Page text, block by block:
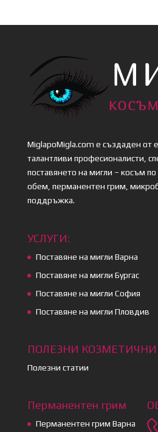
MiglapoMigla.com е създаден от
талантливи професионалисти,
поставянето на мигли – косъм
обем, перманентен грим,
поддръжка.
УСЛУГИ:
Поставяне на мигли Варна
Поставяне на мигли Бургас
Поставяне на мигли София
Поставяне на мигли Пловдив
ПОЛЕЗНИ
Полезни статии
Перманентен грим
Перманентен грим Варна